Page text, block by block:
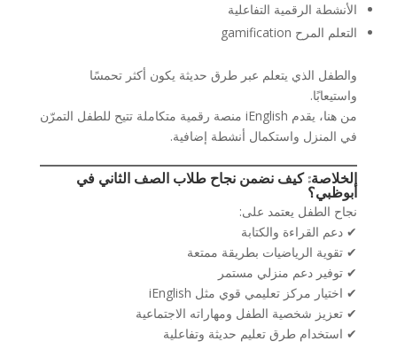
الأنشطة الرقمية التفاعلية
التعلم المرح gamification
والطفل الذي يتعلم عبر طرق حديثة يكون أكثر تحمسًا
واستيعابًا.
من هنا، يقدم iEnglish منصة رقمية متكاملة تتيح للطفل التمرّن
في المنزل واستكمال أنشطة إضافية.
الخلاصة: كيف نضمن نجاح طلاب الصف الثاني في
أبوظبي؟
نجاح الطفل يعتمد على:
✔ دعم القراءة والكتابة
✔ تقوية الرياضيات بطريقة ممتعة
✔ توفير دعم منزلي مستمر
✔ اختيار مركز تعليمي قوي مثل iEnglish
✔ تعزيز شخصية الطفل ومهاراته الاجتماعية
✔ استخدام طرق تعليم حديثة وتفاعلية